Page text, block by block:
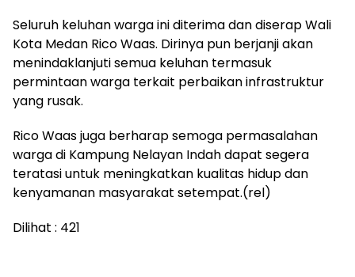
Seluruh keluhan warga ini diterima dan diserap Wali
Kota Medan Rico Waas. Dirinya pun berjanji akan
menindaklanjuti semua keluhan termasuk
permintaan warga terkait perbaikan infrastruktur
yang rusak.
Rico Waas juga berharap semoga permasalahan
warga di Kampung Nelayan Indah dapat segera
teratasi untuk meningkatkan kualitas hidup dan
kenyamanan masyarakat setempat.(rel)
Dilihat : 421